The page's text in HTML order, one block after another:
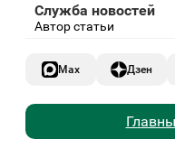
Служба новостей
Автор статьи
Max Дзен